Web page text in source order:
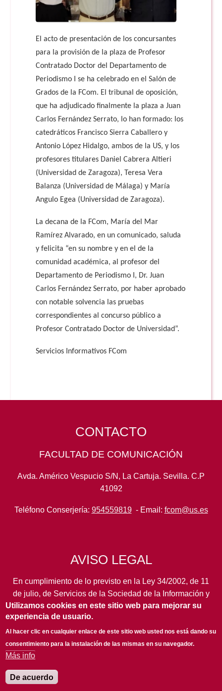
El acto de presentación de los concursantes
para la provisión de la plaza de Profesor
Contratado Doctor del Departamento de
Periodismo I se ha celebrado en el Salón de
Grados de la FCom. El tribunal de oposición,
que ha adjudicado finalmente la plaza a Juan
Carlos Fernández Serrato, lo han formado: los
catedráticos Francisco Sierra Caballero y
Antonio López Hidalgo, ambos de la US, y los
profesores titulares Daniel Cabrera Altieri
(Universidad de Zaragoza), Teresa Vera
Balanza (Universidad de Málaga) y María
Angulo Egea (Universidad de Zaragoza).
La decana de la FCom, María del Mar
Ramírez Alvarado, en un comunicado, saluda
y felicita “en su nombre y en el de la
comunidad académica, al profesor del
Departamento de Periodismo I, Dr. Juan
Carlos Fernández Serrato, por haber aprobado
con notable solvencia las pruebas
correspondientes al concurso público a
Profesor Contratado Doctor de Universidad”.
Servicios Informativos FCom
CONTACTO
FACULTAD DE COMUNICACIÓN
Avda. Américo Vespucio S/N, La Cartuja. Sevilla. C.P
41092
Teléfono Conserjería: 954559819- Email: fcom@us.es
AVISO LEGAL
En cumplimiento de lo previsto en la Ley 34/2002, de 11
de julio, de Servicios de la Sociedad de la Información y
de Comercio Electrónico, así como en otras normas de
legal aplicación, se pone en conocimiento de los
usuarios de este portal de laUniversidad de Sevillalos
siguientes datos de información general...leer más
Utilizamos cookies en este sitio web para mejorar su
experiencia de usuario.
Al hacer clic en cualquier enlace de este sitio web usted nos está dando su
consentimiento para la instalación de las mismas en su navegador.
Más info
De acuerdo